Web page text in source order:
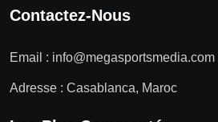
Contactez-Nous
Email : info@megasportsmedia.com
Adresse : Casablanca, Maroc